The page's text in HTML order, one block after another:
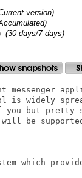
version)
(30 days/7 days)
zrodel z GCC 2.95.3 w przypadku m68k na wersje 3.4.3,
co powinno zaowocowac niewielkim przyrostem predkosci.
Od wersji .114 rownolegle jest kompilowana rowniez wersja pod
system AmigaOS4.
Wersja .114 posiada rowniez pelna obsluge lokalizacji (dostepne sa
pliki .ct i .cd, jak rowniez sam skompilowany plik lokalizacyjny).
Sam plik (aktualny) dostepny jest rowniez pod adresem:
http://amigg.integradesign.org/AmiGG.catalog
W kod wkompilowana jest obsluga protokolu tlen, ale domyslnie jest
ona wylaczona - niestety z tym bedzie jeszcze "troche" pracy.
Implementacja nowego protokolu to nie takie "hop siup".
Ponownie dzialaja opcje rejestracji nowych uzytkownikow (zmiany
zwiazane z GaduGadu 7.0).
Generalnie powinno byc lepiej, stabilniej i szybciej. :)

-Wersja 0.43.113

-Wewnetrzna wersja testowa.

-Wersja 0.43.112

-Poprawki w klasie obslugujacej archiwum rozmow - jest
szybsza, bardziej funkcjonalna (dziala wyszukiwarka w calym
archiwum), i generalnie lepsza. Tu podziekowania naleza sie
Maag^da, dzieki ktoremu wyglada i dziala ona tak, jak teraz,
-Poprawki:
-Dzialanie zakladek (przelaczanie sie, reakcja na
zmiany statusu, wypelnianie boldem, stala szerokosc,
odpowiednie ciecie zbyt dlugich nickow wewnatrz,
odpowiedni layout w zaleznosci od wielkosci okna rozmowy,
poprawny opis wewnatrz dymka pomocy),
-Wewnetrzne optymalizacje:
-mniej pamieci na starcie i w trakcie pracy programu,
-kazde okno rozmowy (lub zakladka) ma wlasny pool
dla tresci rozmow, ktory w obecnej wersji mozna czyscic
przyciskiem czyszczacym okno rozmowy (a nie tylko
udajacym ze to robi, jak dotychczas),
-Zwiekszenie predkosci dzialania w przypadku dluzszych 
rozmow,
-Dodanie do konfiguracji mozliwosci zdefiniowania ile
maksymalnie moze byc wyswietlanych linii w oknie rozmowy,
-Opis przycisku "status" zmienia sie poprawnie w zaleznosci
od wybranej opcji (pokazuj status rowniez slownie),
-Koperta na liscie kontaktow jest poprawnie obslugiwana
w sytuacji gdy amigg